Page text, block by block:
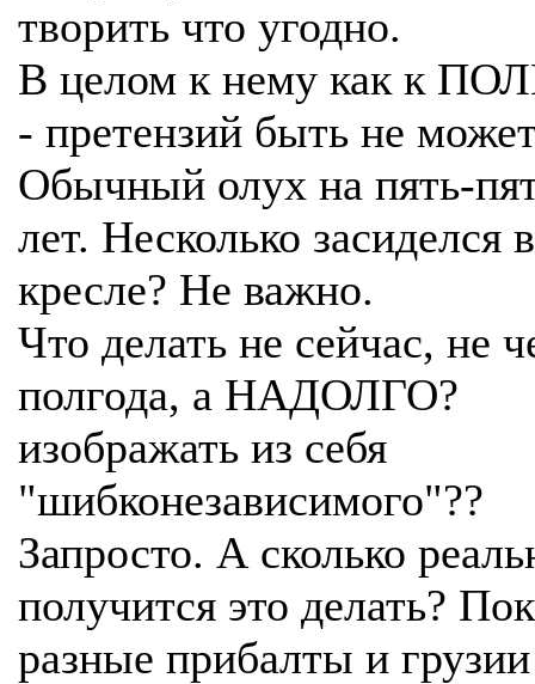
творить что угодно.
В целом к нему как к
- претензий быть не
Обычный олух на пять-
лет. Несколько засиделся в
кресле? Не важно.
Что делать не сейчас, не
полгода, а НАДОЛГО?
изображать из себя
"шибконезависимого"??
Запросто. А сколько
получится это делать?
разные прибалты и грузии